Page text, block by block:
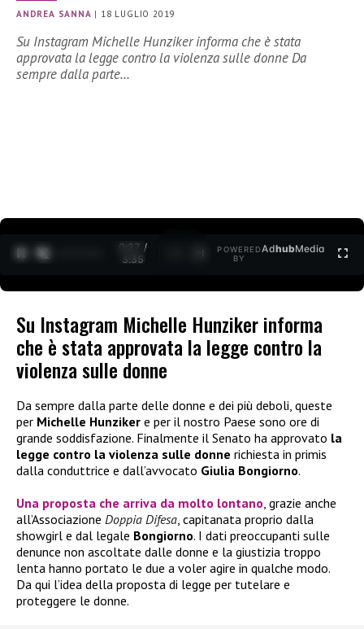
ANDREA SANNA | 18 LUGLIO 2019
Su Instagram Michelle Hunziker informa che è stata
approvata la legge contro la violenza sulle donne Da
sempre dalla parte…
0:27 /
3:35
POWERED
BY
AdhubMedia
Su Instagram Michelle Hunziker informa
che è stata approvata la legge contro la
violenza sulle donne
Da sempre dalla parte delle donne e dei più deboli, queste
per Michelle Hunziker e per il nostro Paese sono ore di
grande soddisfazione. Finalmente il Senato ha approvato la
legge contro la violenza sulle donne richiesta in primis
dalla conduttrice e dall’avvocato Giulia Bongiorno.
Una proposta che arriva da molto lontano, grazie anche
all’Associazione Doppia Difesa, capitanata proprio dalla
showgirl e dal legale Bongiorno. I dati preoccupanti sulle
denunce non ascoltate dalle donne e la giustizia troppo
lenta hanno portato le due a voler agire in qualche modo.
Da qui l’idea della proposta di legge per tutelare e
proteggere le donne.